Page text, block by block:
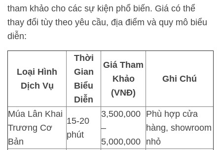
tham khảo cho các sự kiện phổ biến. Giá có thể
thay đổi tùy theo yêu cầu, địa điểm và quy mô biểu
diễn:
Loại Hình
Dịch Vụ
Thời
Gian
Biểu
Diễn
Giá Tham
Khảo
(VNĐ)
Ghi Chú
Múa Lân Khai
Trương Cơ
Bản
15-20
phút
3,500,000
–
5,000,000
Phù hợp cửa
hàng, showroom
nhỏ